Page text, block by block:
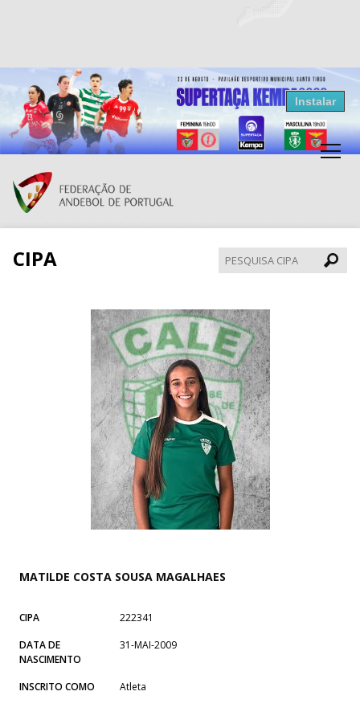
Resultados Andebol
Federação de Andebol de Portugal
Grátis - Disponivel na Play Store
Instalar
CIPA
CIPA
MATILDE COSTA SOUSA MAGALHAES
CIPA
222341
DATA DE
NASCIMENTO
31-MAI-2009
INSCRITO COMO Atleta